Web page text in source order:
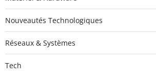
Nouveautés Technologiques
Réseaux & Systèmes
Tech